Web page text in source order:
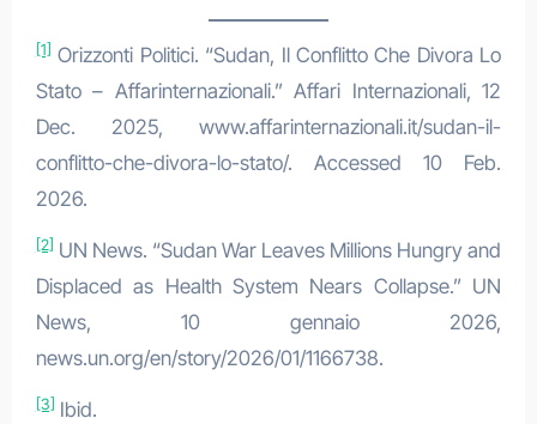
[1] Orizzonti Politici. “Sudan, Il Conflitto Che Divora Lo
Stato – Affarinternazionali.” Affari Internazionali, 12
Dec. 2025, www.affarinternazionali.it/sudan-il-
conflitto-che-divora-lo-stato/. Accessed 10 Feb.
2026.
[2] UN News. “Sudan War Leaves Millions Hungry and
Displaced as Health System Nears Collapse.” UN
News, 10 gennaio 2026,
news.un.org/en/story/2026/01/1166738.
[3] Ibid.